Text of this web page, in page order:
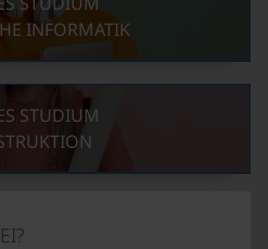
INFORMATIK
STUDIUM